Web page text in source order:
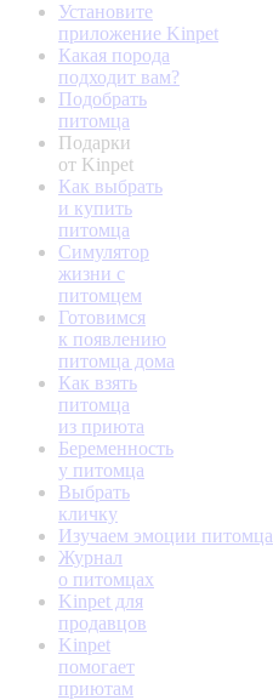
Установите
приложение Kinpet
Какая порода
подходит вам?
Подобрать
питомца
Подарки
от Kinpet
Как выбрать
и купить
питомца
Симулятор
жизни с
питомцем
Готовимся
к появлению
питомца дома
Как взять
питомца
из приюта
Беременность
у питомца
Выбрать
кличку
Изучаем эмоции питомца
Журнал
о питомцах
Kinpet для
продавцов
Kinpet
помогает
приютам